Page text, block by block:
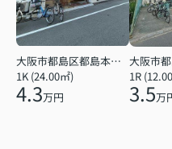
大阪市都島区都島本通１丁目
1K (24.00㎡)
4.3万円
1R
3.5万